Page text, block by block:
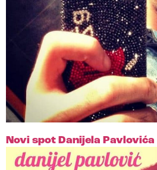
Novi spot Danijela Pavlovića